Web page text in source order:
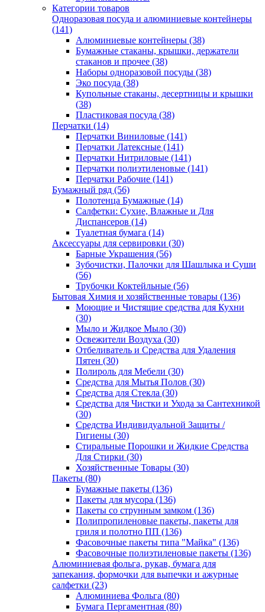
Категории товаров
Одноразовая посуда и алюминиевые контейнеры
(141)
Алюминиевые контейнеры (38)
Бумажные стаканы, крышки, держатели
стаканов и прочее (38)
Наборы одноразовой посуды (38)
Эко посуда (38)
Купольные стаканы, десертницы и крышки
(38)
Пластиковая посуда (38)
Перчатки (14)
Перчатки Виниловые (141)
Перчатки Латексные (141)
Перчатки Нитриловые (141)
Перчатки полиэтиленовые (141)
Перчатки Рабочие (141)
Бумажный ряд (56)
Полотенца Бумажные (14)
Салфетки: Сухие, Влажные и Для
Диспансеров (14)
Туалетная бумага (14)
Аксессуары для сервировки (30)
Барные Украшения (56)
Зубочистки, Палочки для Шашлыка и Суши
(56)
Трубочки Коктейльные (56)
Бытовая Химия и хозяйственные товары (136)
Моющие и Чистящие средства для Кухни
(30)
Мыло и Жидкое Мыло (30)
Освежители Воздуха (30)
Отбеливатель и Средства для Удаления
Пятен (30)
Полироль для Мебели (30)
Средства для Мытья Полов (30)
Средства для Стекла (30)
Средства для Чистки и Ухода за Сантехникой
(30)
Средства Индивидуальной Защиты /
Гигиены (30)
Стиральные Порошки и Жидкие Средства
Для Стирки (30)
Хозяйственные Товары (30)
Пакеты (80)
Бумажные пакеты (136)
Пакеты для мусора (136)
Пакеты со струнным замком (136)
Полипропиленовые пакеты, пакеты для
гриля и полотно ПП (136)
Фасовочные пакеты типа "Майка" (136)
Фасовочные полиэтиленовые пакеты (136)
Алюминиевая фольга, рукав, бумага для
запекания, формочки для выпечки и ажурные
салфетки (23)
Алюминиева Фольга (80)
Бумага Пергаментная (80)